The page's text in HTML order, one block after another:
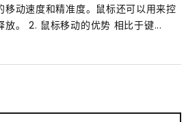
移动速度和精准度。鼠标还可以用来控
放。 2. 鼠标移动的优势 相比于键...